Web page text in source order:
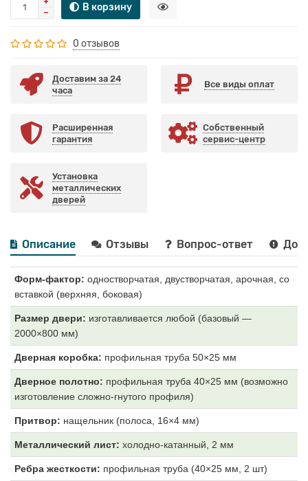
В корзину
0 отзывов
Доставим за 24
часа
Все виды оплат
Расширенная
гарантия
Собственный
сервис-центр
Установка
металлических
дверей
Описание Отзывы Вопрос-ответ
Форм-фактор: одностворчатая, двустворчатая, арочная, со
вставкой (верхняя, боковая)
Размер двери: изготавливается любой (базовый —
2000×800 мм)
Дверная коробка: профильная труба 50×25 мм
Дверное полотно: профильная труба 40×25 мм (возможно
изготовление сложно-гнутого профиля)
Притвор: нащельник (полоса, 16×4 мм)
Металлический лист: холодно-катанный, 2 мм
Ребра жесткости: профильная труба (40×25 мм, 2 шт)